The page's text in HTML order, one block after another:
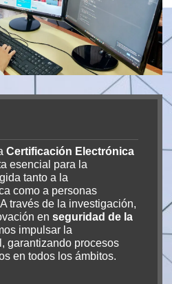
Certificación Electrónica
esencial para la
tanto a la
como a personas
través de la investigación,
en seguridad de la
impulsar la
garantizando procesos
en todos los ámbitos.